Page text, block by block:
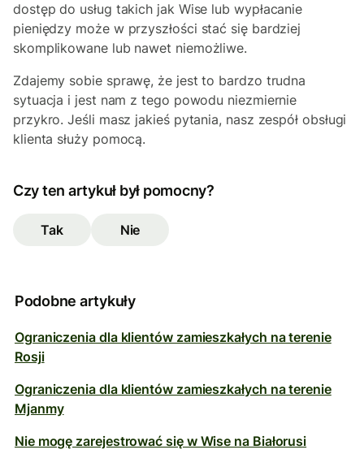
dostęp do usług takich jak Wise lub wypłacanie
pieniędzy może w przyszłości stać się bardziej
skomplikowane lub nawet niemożliwe.
Zdajemy sobie sprawę, że jest to bardzo trudna
sytuacja i jest nam z tego powodu niezmiernie
przykro. Jeśli masz jakieś pytania, nasz zespół obsługi
klienta służy pomocą.
Czy ten artykuł był pomocny?
Tak Nie
Podobne artykuły
Ograniczenia dla klientów zamieszkałych na terenie
Rosji
Ograniczenia dla klientów zamieszkałych na terenie
Mjanmy
Nie mogę zarejestrować się w Wise na Białorusi